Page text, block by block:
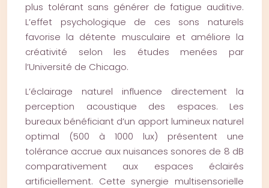
plus tolérant sans générer de fatigue auditive.
L’effet psychologique de ces sons naturels
favorise la détente musculaire et améliore la
créativité selon les études menées par
l’Université de Chicago.
L’éclairage naturel influence directement la
perception acoustique des espaces. Les
bureaux bénéficiant d’un apport lumineux naturel
optimal (500 à 1000 lux) présentent une
tolérance accrue aux nuisances sonores de 8 dB
comparativement aux espaces éclairés
artificiellement. Cette synergie multisensorielle